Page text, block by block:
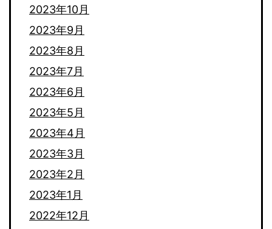
2023年10月
2023年9月
2023年8月
2023年7月
2023年6月
2023年5月
2023年4月
2023年3月
2023年2月
2023年1月
2022年12月